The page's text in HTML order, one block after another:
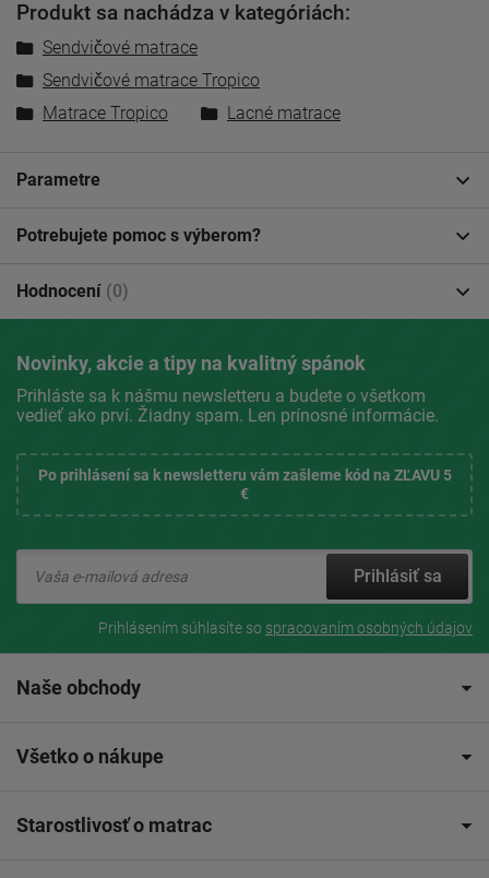
Produkt sa nachádza v kategóriách:
Sendvičové matrace
Sendvičové matrace Tropico
Matrace Tropico
Lacné matrace
Parametre
Potrebujete pomoc s výberom?
Hodnocení (0)
Novinky, akcie a tipy na kvalitný spánok
Prihláste sa k nášmu newsletteru a budete o všetkom
vedieť ako prví. Žiadny spam. Len prínosné informácie.
Po prihlásení sa k newsletteru vám zašleme kód na ZĽAVU 5
€
Prihlásiť sa
Prihlásením súhlasíte so spracovaním osobných údajov
Naše obchody
Všetko o nákupe
Starostlivosť o matrac